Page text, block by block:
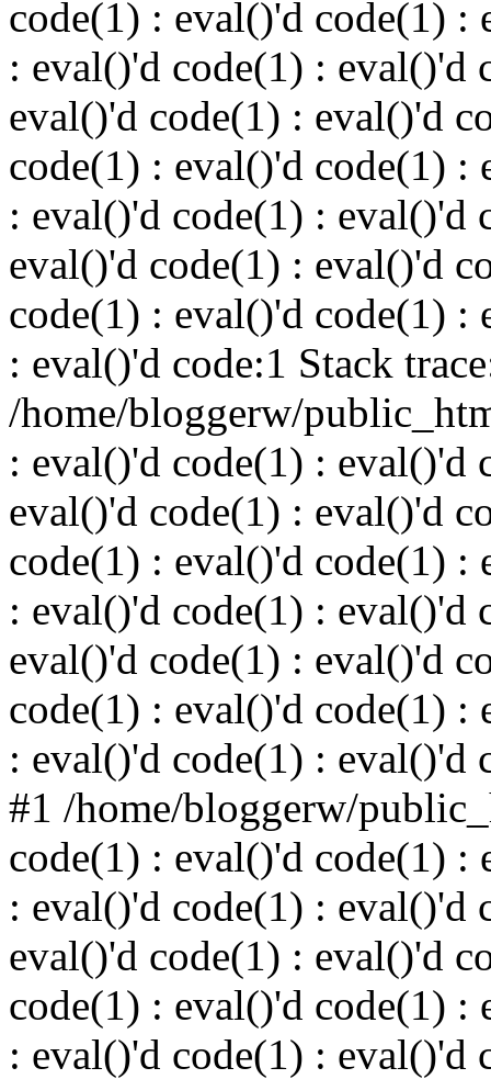
code(1) : eval()'d code(1) :
: eval()'d code(1) : eval()'d
eval()'d code(1) : eval()'d
code(1) : eval()'d code(1) :
: eval()'d code(1) : eval()'d
eval()'d code(1) : eval()'d
code(1) : eval()'d code(1) :
: eval()'d code:1 Stack
/home/bloggerw/
: eval()'d code(1) : eval()'d
eval()'d code(1) : eval()'d
code(1) : eval()'d code(1) :
: eval()'d code(1) : eval()'d
eval()'d code(1) : eval()'d
code(1) : eval()'d code(1) :
: eval()'d code(1) : eval()'d
#1 /home/bloggerw/
code(1) : eval()'d code(1) :
: eval()'d code(1) : eval()'d
eval()'d code(1) : eval()'d
code(1) : eval()'d code(1) :
: eval()'d code(1) : eval()'d